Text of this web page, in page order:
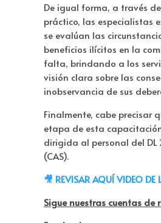
De igual forma, a través
práctico, las especialistas
se evalúan las
beneficios ilícitos en la
falta, brindando a los
visión clara sobre las
inobservancia de sus
Finalmente, cabe precisar
etapa de esta
dirigida al personal del DL
(CAS).
🎥 REVISAR AQUÍ VIDEO DE
Sigue nuestras cuentas de